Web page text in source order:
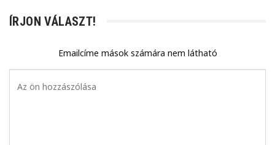
ÍRJON VÁLASZT!
Emailcíme mások számára nem látható